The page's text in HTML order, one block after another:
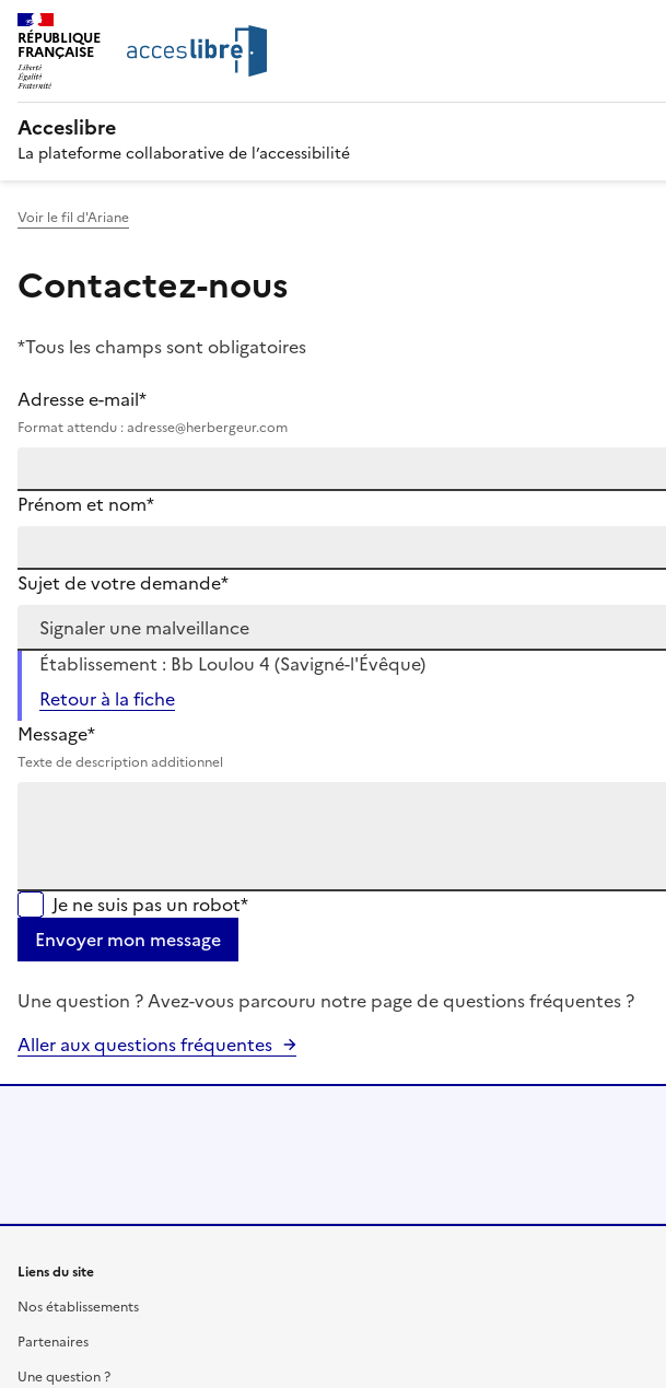
RÉPUBLIQUE
FRANÇAISE
Acceslibre
La plateforme collaborative de l’accessibilité
Voir le fil d'Ariane
Contactez-nous
*Tous les champs sont obligatoires
Adresse e-mail*
Format attendu : adresse@herbergeur.com
Prénom et nom*
Sujet de votre demande*
Établissement : Bb Loulou 4 (Savigné-l'Évêque)
Retour à la fiche
Message*
Texte de description additionnel
Je ne suis pas un robot*
Envoyer mon message
Une question ? Avez-vous parcouru notre page de questions fréquentes ?
Aller aux questions fréquentes
Liens du site
Nos établissements
Partenaires
Une question ?